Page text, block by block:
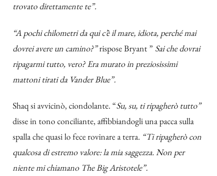
trovato direttamente te”.
“A pochi chilometri da qui c’è il mare, idiota, perché mai
dovrei avere un camino?”rispose Bryant ” Sai che dovrai
ripagarmi tutto, vero? Era murato in preziosissimi
mattoni tirati da Vander Blue”.
Shaq si avvicinò, ciondolante. “Su, su, ti ripagherò tutto”
disse in tono conciliante, affibbiandogli una pacca sulla
spalla che quasi lo fece rovinare a terra. “Ti ripagherò con
qualcosa di estremo valore: la mia saggezza. Non per
niente mi chiamano The Big Aristotele”.